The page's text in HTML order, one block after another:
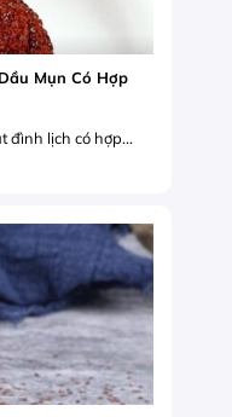
Mụn Có Hợp
đình lịch có hợp...